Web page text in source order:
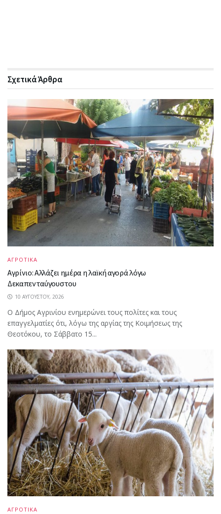
ΣχετικάΆρθρα
ΑΓΡΟΤΙΚΑ
Αγρίνιο: Αλλάζει ημέρα η λαϊκή αγορά λόγω
Δεκαπενταύγουστου
10 ΑΥΓΟΎΣΤΟΥ, 2026
Ο Δήμος Αγρινίου ενημερώνει τους πολίτες και τους
επαγγελματίες ότι, λόγω της αργίας της Κοιμήσεως της
Θεοτόκου, το Σάββατο 15...
ΑΓΡΟΤΙΚΑ